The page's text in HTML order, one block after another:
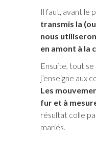
Il faut, avant le
transmis la
nous
en amont à la
Ensuite, tout
j’enseigne aux
Les
fur et à
résultat colle
mariés.